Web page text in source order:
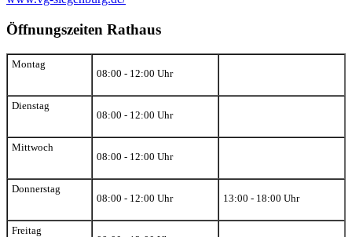
Öffnungszeiten Rathaus
Montag
08:00 - 12:00 Uhr
Dienstag
08:00 - 12:00 Uhr
Mittwoch
08:00 - 12:00 Uhr
Donnerstag
08:00 - 12:00 Uhr
13:00 - 18:00 Uhr
Freitag